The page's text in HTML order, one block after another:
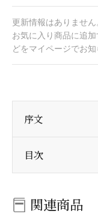
更新情報はありません
お気に入り商品に追
どをマイページでお知
序文
目次
関連商品